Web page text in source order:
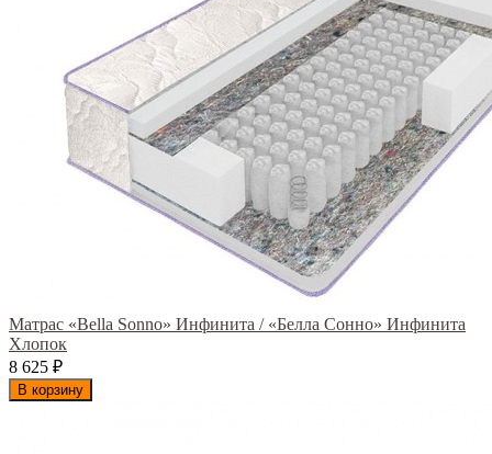
Матрас «Bella Sonno» Инфинита / «Белла Сонно» Инфинита
Хлопок
8 625 ₽
В корзину